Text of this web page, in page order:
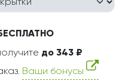
до 343 ₽
Ваши бонусы